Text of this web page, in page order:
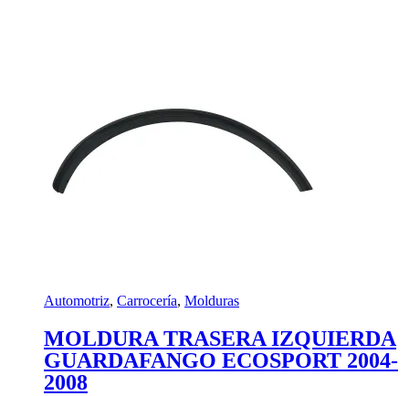
Automotriz, Carrocería, Molduras
MOLDURA TRASERA IZQUIERDA
GUARDAFANGO ECOSPORT 2004-
2008